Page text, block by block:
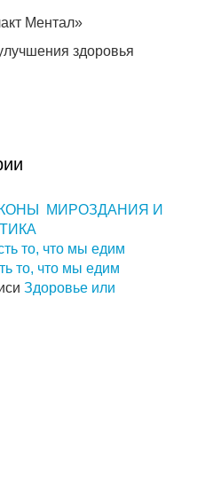
Ментал»
здоровья
МИРОЗДАНИЯ И
то, что мы едим
то, что мы едим
Здоровье или